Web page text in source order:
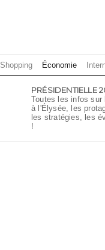
Shopping Économie
PRÉSIDENTIELLE
Toutes les infos sur
à l'Élysée, les
les stratégies, les
!